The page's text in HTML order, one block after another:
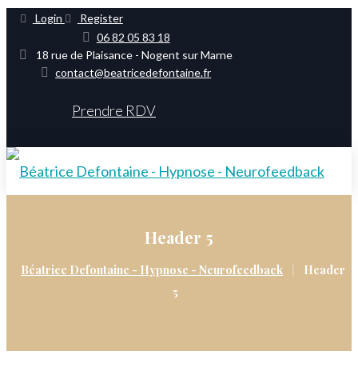
Login
Register
06 82 05 83 18
18 rue de Plaisance - Nogent sur Marne
contact@beatricedefontaine.fr
Prendre RDV
Header 5
Béatrice Defontaine - Hypnose - Neurofeedback |
Header
5